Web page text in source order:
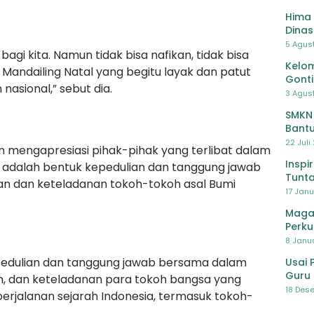
kita. Namun tidak bisa nafikan, tidak bisa
Natal yang begitu layak dan patut
sebut dia.
mengapresiasi pihak-pihak yang terlibat dalam
bentuk kepedulian dan tanggung jawab
dan keteladanan tokoh-tokoh asal Bumi
dan tanggung jawab bersama dalam
dan keteladanan para tokoh bangsa yang
sejarah Indonesia, termasuk tokoh-
5
3
22 Juli
17
8
Usai
Guru
18